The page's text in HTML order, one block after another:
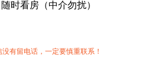
时看房（中介勿扰）
有留电话，一定要慎重联系！